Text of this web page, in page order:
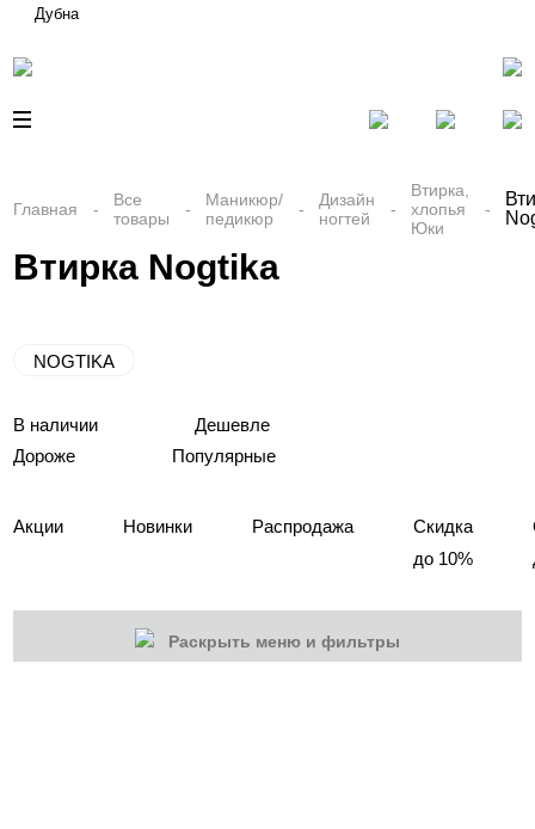
Дубна
Главная
Все
товары
Маникюр/
педикюр
Дизайн
ногтей
Втирка,
хлопья
Юки
Втирка Nogtika
NOGTIKA
В наличии
Дешевле
Дороже
Популярные
Акции Новинки Распродажа
Скидка
до 10%
Раскрыть меню и фильтры